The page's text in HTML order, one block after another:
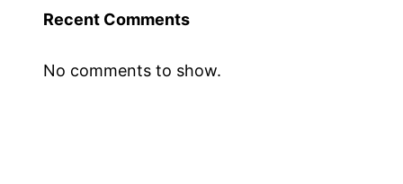
respon
Aliff
Recent Comments
No comments to show.